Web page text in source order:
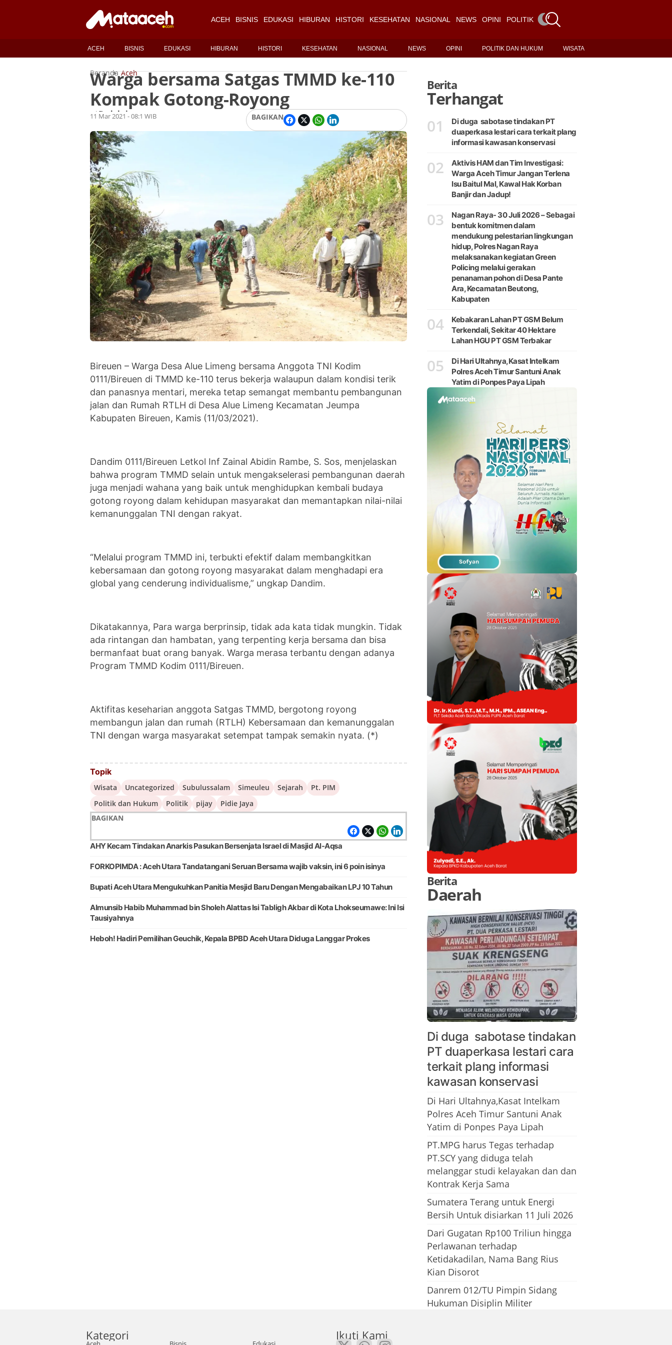
ACEH BISNIS EDUKASI HIBURAN HISTORI KESEHATAN NASIONAL NEWS OPINI POLITIK DAN HUKUM
ACEH BISNIS EDUKASI HIBURAN HISTORI KESEHATAN NASIONAL NEWS OPINI POLITIK DAN HUKUM WISATA
Beranda Aceh
Warga bersama Satgas TMMD ke-110
Kompak Gotong-Royong
OlehRedaksi
11 Mar 2021 - 08:1 WIB BAGIKAN
Bireuen – Warga Desa Alue Limeng bersama Anggota TNI Kodim
0111/Bireuen di TMMD ke-110 terus bekerja walaupun dalam kondisi terik
dan panasnya mentari, mereka tetap semangat membantu pembangunan
jalan dan Rumah RTLH di Desa Alue Limeng Kecamatan Jeumpa
Kabupaten Bireuen, Kamis (11/03/2021).
Dandim 0111/Bireuen Letkol Inf Zainal Abidin Rambe, S. Sos, menjelaskan
bahwa program TMMD selain untuk mengakselerasi pembangunan daerah
juga menjadi wahana yang baik untuk menghidupkan kembali budaya
gotong royong dalam kehidupan masyarakat dan memantapkan nilai-nilai
kemanunggalan TNI dengan rakyat.
“Melalui program TMMD ini, terbukti efektif dalam membangkitkan
kebersamaan dan gotong royong masyarakat dalam menghadapi era
global yang cenderung individualisme,” ungkap Dandim.
Dikatakannya, Para warga berprinsip, tidak ada kata tidak mungkin. Tidak
ada rintangan dan hambatan, yang terpenting kerja bersama dan bisa
bermanfaat buat orang banyak. Warga merasa terbantu dengan adanya
Program TMMD Kodim 0111/Bireuen.
Aktifitas keseharian anggota Satgas TMMD, bergotong royong
membangun jalan dan rumah (RTLH) Kebersamaan dan kemanunggalan
TNI dengan warga masyarakat setempat tampak semakin nyata. (*)
Topik
Wisata Uncategorized Subulussalam Simeuleu Sejarah
Pt. PIM
Politik dan Hukum
Politik pijay
Pidie Jaya
BAGIKAN
AHY Kecam Tindakan Anarkis Pasukan Bersenjata Israel di Masjid Al-Aqsa
FORKOPIMDA : Aceh Utara Tandatangani Seruan Bersama wajib vaksin, ini 6 poin isinya
Bupati Aceh Utara Mengukuhkan Panitia Mesjid Baru Dengan Mengabaikan LPJ 10 Tahun
Almunsib Habib Muhammad bin Sholeh Alattas Isi Tabligh Akbar di Kota Lhokseumawe: Ini Isi
Tausiyahnya
Heboh! Hadiri Pemilihan Geuchik, Kepala BPBD Aceh Utara Diduga Langgar Prokes
Berita
Terhangat
01
Di duga sabotase tindakan PT
duaperkasa lestari cara terkait plang
informasi kawasan konservasi
02
Aktivis HAM dan Tim Investigasi:
Warga Aceh Timur Jangan Terlena
Isu Baitul Mal, Kawal Hak Korban
Banjir dan Jadup!
03
Nagan Raya- 30 Juli 2026 – Sebagai
bentuk komitmen dalam
mendukung pelestarian lingkungan
hidup, Polres Nagan Raya
melaksanakan kegiatan Green
Policing melalui gerakan
penanaman pohon di Desa Pante
Ara, Kecamatan Beutong,
Kabupaten
04
Kebakaran Lahan PT GSM Belum
Terkendali, Sekitar 40 Hektare
Lahan HGU PT GSM Terbakar
05
Di Hari Ultahnya,Kasat Intelkam
Polres Aceh Timur Santuni Anak
Yatim di Ponpes Paya Lipah
Berita
Daerah
Di duga sabotase tindakan
PT duaperkasa lestari cara
terkait plang informasi
kawasan konservasi
Di Hari Ultahnya,Kasat Intelkam
Polres Aceh Timur Santuni Anak
Yatim di Ponpes Paya Lipah
PT.MPG harus Tegas terhadap
PT.SCY yang diduga telah
melanggar studi kelayakan dan dan
Kontrak Kerja Sama
Sumatera Terang untuk Energi
Bersih Untuk disiarkan 11 Juli 2026
Dari Gugatan Rp100 Triliun hingga
Perlawanan terhadap
Ketidakadilan, Nama Bang Rius
Kian Disorot
Danrem 012/TU Pimpin Sidang
Hukuman Disiplin Militer
Kategori Ikuti Kami